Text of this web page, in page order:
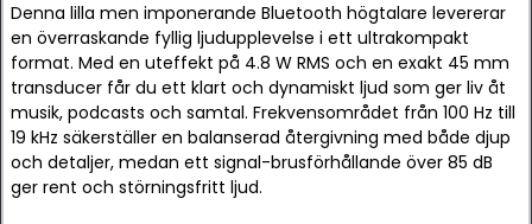
Denna lilla men imponerande Bluetooth högtalare levererar
en överraskande fyllig ljudupplevelse i ett ultrakompakt
format. Med en uteffekt på 4.8 W RMS och en exakt 45 mm
transducer får du ett klart och dynamiskt ljud som ger liv åt
musik, podcasts och samtal. Frekvensområdet från 100 Hz till
19 kHz säkerställer en balanserad återgivning med både djup
och detaljer, medan ett signal-brusförhållande över 85 dB
ger rent och störningsfritt ljud.